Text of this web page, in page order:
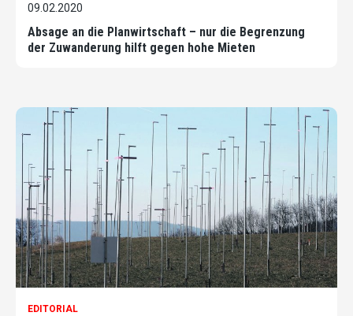
09.02.2020
Absage an die Planwirtschaft – nur die Begrenzung
der Zuwanderung hilft gegen hohe Mieten
EDITORIAL